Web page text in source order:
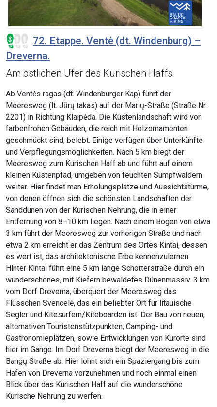
72. Etappe. Ventė (dt. Windenburg) –
Dreverna.
Am östlichen Ufer des Kurischen Haffs
Ab Ventės ragas (dt. Windenburger Kap) führt der
Meeresweg (lt. Jūrų takas) auf der Marių-Straße (Straße Nr.
2201) in Richtung Klaipėda. Die Küstenlandschaft wird von
farbenfrohen Gebäuden, die reich mit Holzornamenten
geschmückt sind, belebt. Einige verfügen über Unterkünfte
und Verpflegungsmöglichkeiten. Nach 5 km biegt der
Meeresweg zum Kurischen Haff ab und führt auf einem
kleinen Küstenpfad, umgeben von feuchten Sumpfwäldern
weiter. Hier findet man Erholungsplätze und Aussichtstürme,
von denen öffnen sich die schönsten Landschaften der
Sanddünen von der Kurischen Nehrung, die in einer
Entfernung von 8–10 km liegen. Nach einem Bogen von etwa
3 km führt der Meeresweg zur vorherigen Straße und nach
etwa 2 km erreicht er das Zentrum des Ortes Kintai, dessen
es wert ist, das architektonische Erbe kennenzulernen.
Hinter Kintai führt eine 5 km lange Schotterstraße durch ein
wunderschönes, mit Kiefern bewaldetes Dünenmassiv. 3 km
vom Dorf Dreverna, überquert der Meeresweg das
Flüsschen Svencelė, das ein beliebter Ort für litauische
Segler und Kitesurfern/Kiteboarden ist. Der Bau von neuen,
alternativen Touristenstützpunkten, Camping- und
Gastronomieplätzen, sowie Entwicklungen von Kurorte sind
hier im Gange. Im Dorf Dreverna biegt der Meeresweg in die
Bangų Straße ab. Hier lohnt sich ein Spaziergang bis zum
Hafen von Dreverna vorzunehmen und noch einmal einen
Blick über das Kurischen Haff auf die wunderschöne
Kurische Nehrung zu werfen.